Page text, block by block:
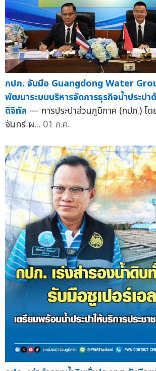
กปภ. จับมือ Guangdong Water
พัฒนาระบบบริหารจัดการธุรกิจน้ำประปา
ดิจิทัล — การประปาส่วนภูมิภาค (กปภ.) โ
จันทร์ ผ... 01 ก.ค.